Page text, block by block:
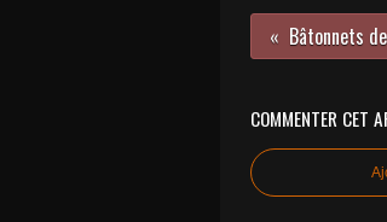
Bâtonnets
COMMENTER CET